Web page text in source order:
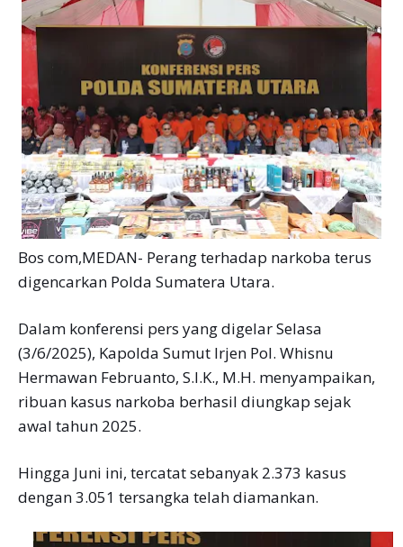
Bos com,MEDAN- Perang terhadap narkoba terus
digencarkan Polda Sumatera Utara.
Dalam konferensi pers yang digelar Selasa
(3/6/2025), Kapolda Sumut Irjen Pol. Whisnu
Hermawan Februanto, S.I.K., M.H. menyampaikan,
ribuan kasus narkoba berhasil diungkap sejak
awal tahun 2025.
Hingga Juni ini, tercatat sebanyak 2.373 kasus
dengan 3.051 tersangka telah diamankan.